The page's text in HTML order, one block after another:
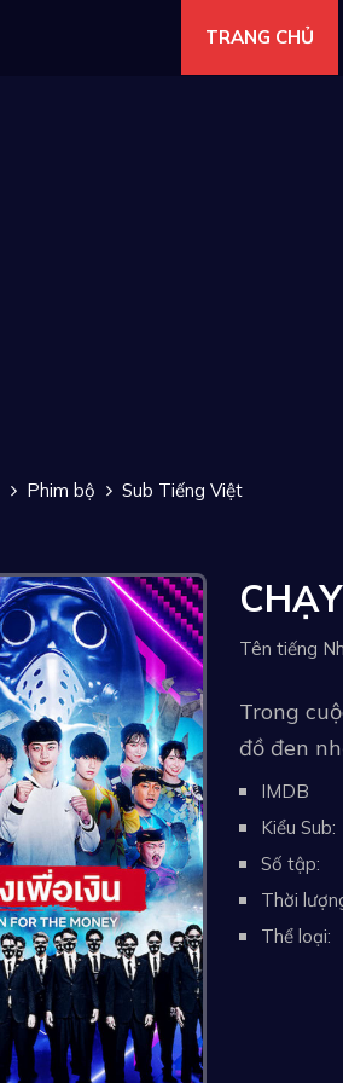
TRANG CHỦ
Phim bộ Sub Tiếng Việt
Trong
đồ đen
IMDB
Kiểu Sub:
Số tập:
Thời
Thể loại: